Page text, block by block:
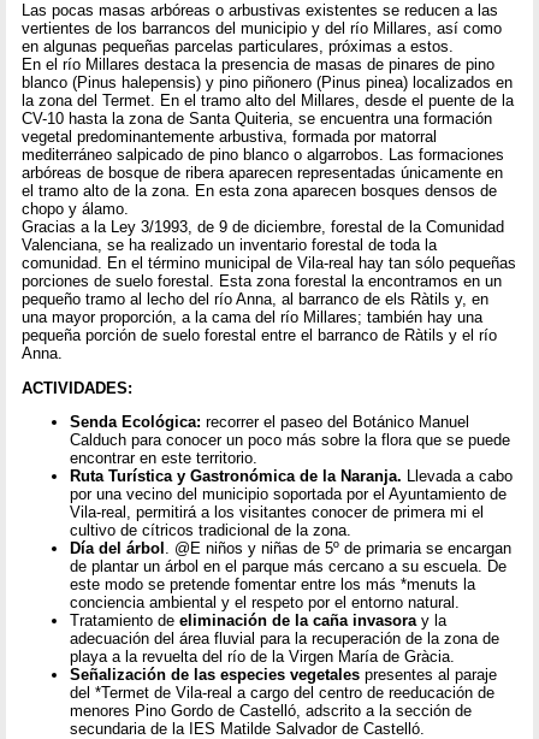
Las pocas masas arbóreas o arbustivas existentes se reducen a las
vertientes de los barrancos del municipio y del río Millares, así como
en algunas pequeñas parcelas particulares, próximas a estos.
En el río Millares destaca la presencia de masas de pinares de pino
blanco (Pinus halepensis) y pino piñonero (Pinus pinea) localizados en
la zona del Termet. En el tramo alto del Millares, desde el puente de la
CV-10 hasta la zona de Santa Quiteria, se encuentra una formación
vegetal predominantemente arbustiva, formada por matorral
mediterráneo salpicado de pino blanco o algarrobos. Las formaciones
arbóreas de bosque de ribera aparecen representadas únicamente en
el tramo alto de la zona. En esta zona aparecen bosques densos de
chopo y álamo.
Gracias a la Ley 3/1993, de 9 de diciembre, forestal de la Comunidad
Valenciana, se ha realizado un inventario forestal de toda la
comunidad. En el término municipal de Vila-real hay tan sólo pequeñas
porciones de suelo forestal. Esta zona forestal la encontramos en un
pequeño tramo al lecho del río Anna, al barranco de els Ràtils y, en
una mayor proporción, a la cama del río Millares; también hay una
pequeña porción de suelo forestal entre el barranco de Ràtils y el río
Anna.
ACTIVIDADES:
Senda Ecológica: recorrer el paseo del Botánico Manuel
Calduch para conocer un poco más sobre la flora que se puede
encontrar en este territorio.
Ruta Turística y Gastronómica de la Naranja. Llevada a cabo
por una vecino del municipio soportada por el Ayuntamiento de
Vila-real, permitirá a los visitantes conocer de primera mi el
cultivo de cítricos tradicional de la zona.
Día del árbol
. @E niños y niñas de 5º de primaria se encargan
de plantar un árbol en el parque más cercano a su escuela. De
este modo se pretende fomentar entre los más *menuts la
conciencia ambiental y el respeto por el entorno natural.
Tratamiento deeliminación de la caña invasora y la
adecuación del área fluvial para la recuperación de la zona de
playa a la revuelta del río de la Virgen María de Gràcia.
Señalización de las especies vegetales presentes al paraje
del *Termet de Vila-real a cargo del centro de reeducación de
menores Pino Gordo de Castelló, adscrito a la sección de
secundaria de la IES Matilde Salvador de Castelló.